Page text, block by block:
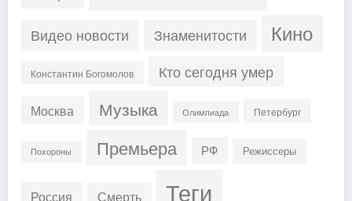
Видео новости Знаменитости Кино
Константин Богомолов Кто сегодня умер
Москва Музыка Олимпиада Петербург
Похороны Премьера РФ Режиссеры
Россия Смерть Теги